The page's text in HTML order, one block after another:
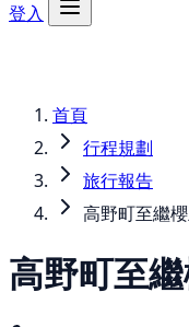
登入
首頁
行程規劃
旅行報告
高野町至繼
高野町至